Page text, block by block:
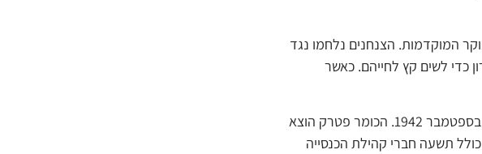
הבוקר המוקדמות. הצנחנים נלחמו נגד
כדי לשים קץ לחייהם. כאשר
הבישוף גוראז'ד, הכומר ציקל ויושב ראש המועצה זונוונד הוצאו להורג בירייה ב-4 בספטמבר 1942. הכומר פטרק הוצא
נעצרו, הועברו למחנה הריכוז מאוטהאוזן ונורו למוות ב-24 באוקטובר, כולל תשעה חברי קהילת הכנסייה